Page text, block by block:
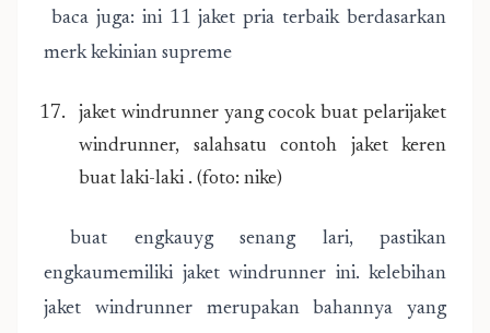
baca juga: ini 11 jaket pria terbaik berdasarkan
merk kekinian supreme
jaket windrunner yang cocok buat pelarijaket
windrunner, salahsatu contoh jaket keren
buat laki-laki . (foto: nike)
buat engkauyg senang lari, pastikan
engkaumemiliki jaket windrunner ini. kelebihan
jaket windrunner merupakan bahannya yang